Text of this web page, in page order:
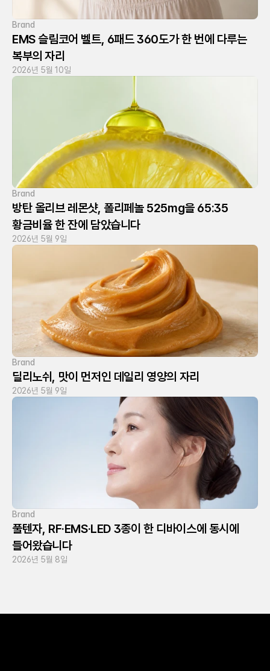
Brand
EMS 슬림코어 벨트, 6패드 360도가 한 번에 다루는
복부의 자리
2026년 5월 10일
Brand
방탄 올리브 레몬샷, 폴리페놀 525mg을 65:35
황금비율 한 잔에 담았습니다
2026년 5월 9일
Brand
딜리노쉬, 맛이 먼저인 데일리 영양의 자리
2026년 5월 9일
Brand
풀텐자, RF·EMS·LED 3종이 한 디바이스에 동시에
들어왔습니다
2026년 5월 8일